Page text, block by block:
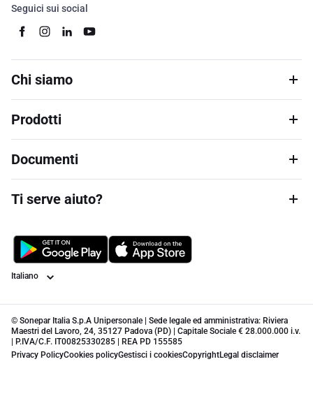
Seguici sui social
Chi siamo
Prodotti
Documenti
Ti serve aiuto?
Lingua
© Sonepar Italia S.p.A Unipersonale | Sede legale ed amministrativa: Riviera
Maestri del Lavoro, 24, 35127 Padova (PD) | Capitale Sociale € 28.000.000 i.v.
| P.IVA/C.F. IT00825330285 | REA PD 155585
Privacy PolicyCookies policyGestisci i cookiesCopyrightLegal disclaimer